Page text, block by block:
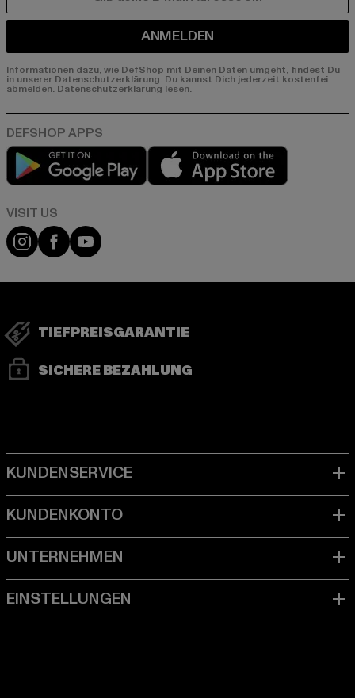
ANMELDEN
Informationen dazu, wie DefShop mit Deinen Daten umgeht, findest Du
in unserer Datenschutzerklärung. Du kannst Dich jederzeit kostenfei
abmelden. Datenschutzerklärung lesen.
Play market
Visit our Instagram page:
Visit our Facebook page:
Visit our YouTube channel:
TIEFPREISGARANTIE
SICHERE BEZAHLUNG